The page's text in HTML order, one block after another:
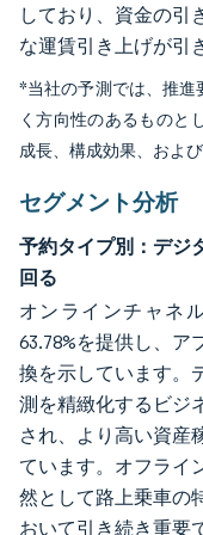
しており、資金の引
な運賃引き上げが引
*当社の予測では、推進
く方向性のあるものと
成長、構成効果、およ
セグメント分析
予約タイプ別：デジ
回る
オンラインチャネ
63.78%を提供し、
換を示しています。
測を精緻化するビジ
され、より高い資産
ています。オフライ
然として路上乗車の
おいて引き続き重要